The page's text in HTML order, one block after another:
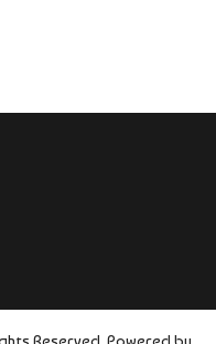
Reserved. Powered by